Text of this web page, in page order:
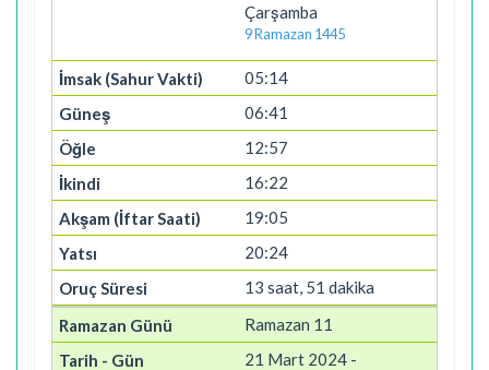
Çarşamba
9 Ramazan 1445
05:14
06:41
12:57
16:22
19:05
20:24
13 saat, 51 dakika
Ramazan 11
21 Mart 2024 -